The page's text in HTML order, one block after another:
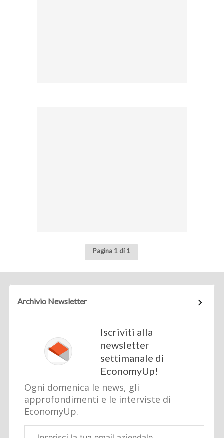
Pagina 1 di 1
Archivio Newsletter
Iscriviti alla
newsletter
settimanale di
EconomyUp!
Ogni domenica le news, gli
approfondimenti e le interviste di
EconomyUp.